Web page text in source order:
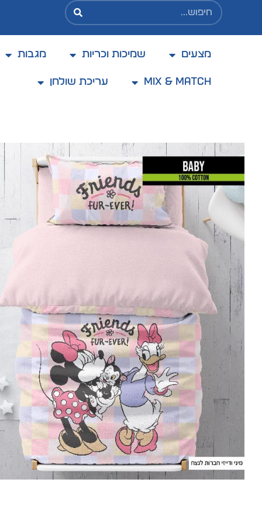
מצעים שמיכות וכריות מגבות
Mix & Match עריכת שולחן